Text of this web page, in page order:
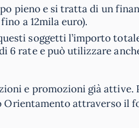
pieno e si tratta di un
a 12mila euro).
soggetti l’importo
6 rate e può utilizzare
e promozioni già attive.
attraverso il